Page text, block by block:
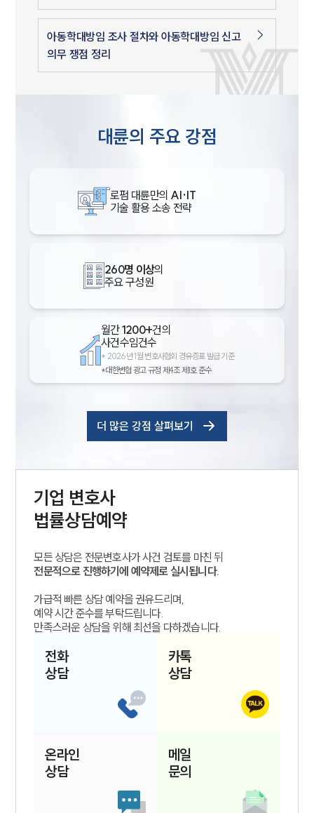
아동학대방임 조사 절차와 아동학대방임 신고
의무 쟁점 정리
대륜의 주요 강점
로펌 대륜만의 AI·IT
기술 활용 소송 전략
260명 이상의
주요 구성원
월간1200+건의
사건수임건수
* 2026년 1월 변호사협회 경유증표 발급 기준
*대한변협 광고 규정 제4조 제1호 준수
더 많은 강점 살펴보기
기업 변호사
법률상담예약
모든 상담은 전문변호사가 사건 검토를 마친 뒤
전문적으로 진행하기에 예약제로 실시됩니다.
가급적 빠른 상담 예약을 권유드리며,
예약 시간 준수를 부탁드립니다.
만족스러운 상담을 위해 최선을 다하겠습니다.
전화
상담
카톡
상담
온라인
상담
메일
문의